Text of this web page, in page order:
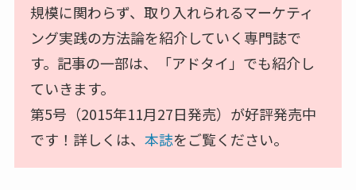
規模に関わらず、取り入れられるマーケティ
ング実践の方法論を紹介していく専門誌で
す。記事の一部は、「アドタイ」でも紹介し
ていきます。
第5号（2015年11月27日発売）が好評発売中
です！詳しくは、 本誌をご覧ください。